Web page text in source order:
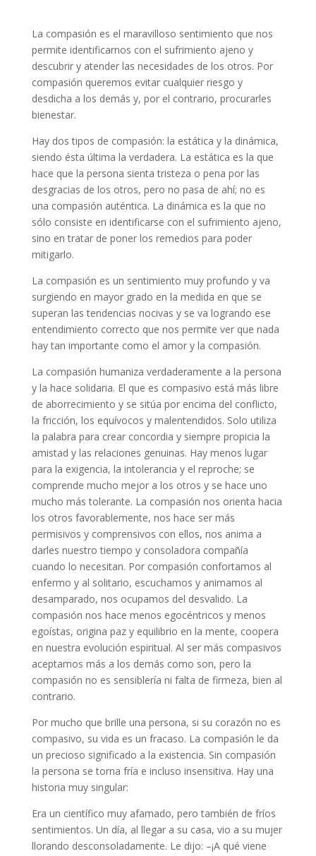
La compasión es el maravilloso sentimiento que nos
permite identificarnos con el sufrimiento ajeno y
descubrir y atender las necesidades de los otros. Por
compasión queremos evitar cualquier riesgo y
desdicha a los demás y, por el contrario, procurarles
bienestar.
Hay dos tipos de compasión: la estática y la dinámica,
siendo ésta última la verdadera. La estática es la que
hace que la persona sienta tristeza o pena por las
desgracias de los otros, pero no pasa de ahí; no es
una compasión auténtica. La dinámica es la que no
sólo consiste en identificarse con el sufrimiento ajeno,
sino en tratar de poner los remedios para poder
mitigarlo.
La compasión es un sentimiento muy profundo y va
surgiendo en mayor grado en la medida en que se
superan las tendencias nocivas y se va logrando ese
entendimiento correcto que nos permite ver que nada
hay tan importante como el amor y la compasión.
La compasión humaniza verdaderamente a la persona
y la hace solidaria. El que es compasivo está más libre
de aborrecimiento y se sitúa por encima del conflicto,
la fricción, los equívocos y malentendidos. Solo utiliza
la palabra para crear concordia y siempre propicia la
amistad y las relaciones genuinas. Hay menos lugar
para la exigencia, la intolerancia y el reproche; se
comprende mucho mejor a los otros y se hace uno
mucho más tolerante. La compasión nos orienta hacia
los otros favorablemente, nos hace ser más
permisivos y comprensivos con ellos, nos anima a
darles nuestro tiempo y consoladora compañía
cuando lo necesitan. Por compasión confortamos al
enfermo y al solitario, escuchamos y animamos al
desamparado, nos ocupamos del desvalido. La
compasión nos hace menos egocéntricos y menos
egoístas, origina paz y equilibrio en la mente, coopera
en nuestra evolución espiritual. Al ser más compasivos
aceptamos más a los demás como son, pero la
compasión no es sensiblería ni falta de firmeza, bien al
contrario.
Por mucho que brille una persona, si su corazón no es
compasivo, su vida es un fracaso. La compasión le da
un precioso significado a la existencia. Sin compasión
la persona se torna fría e incluso insensitiva. Hay una
historia muy singular:
Era un científico muy afamado, pero también de fríos
sentimientos. Un día, al llegar a su casa, vio a su mujer
llorando desconsoladamente. Le dijo: –¡A qué viene